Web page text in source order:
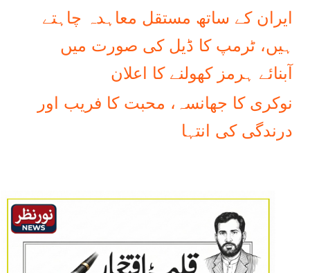
ایران کے ساتھ مستقل معاہدہ چاہتے
ہیں، ٹرمپ کا ڈیل کی صورت میں
آبنائے ہرمز کھولنے کا اعلان
نوکری کا جھانسہ، محبت کا فریب اور
درندگی کی انتہا